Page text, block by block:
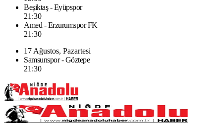
Beşiktaş - Eyüpspor
21:30
Amed - Erzurumspor FK
21:30
17 Ağustos, Pazartesi
Samsunspor - Göztepe
21:30